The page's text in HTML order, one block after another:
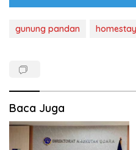
gunung pandan homestay
Baca Juga